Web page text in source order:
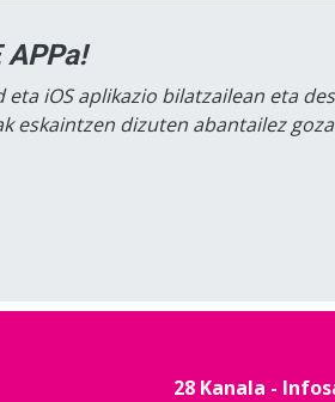
APPa!
iOS aplikazio bilatzailean eta
eskaintzen dizuten abantailez
28 Kanala -